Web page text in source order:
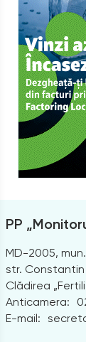
PP
MD-2005,
str. Constantin
Clădirea
Anticamera:
E-mail: